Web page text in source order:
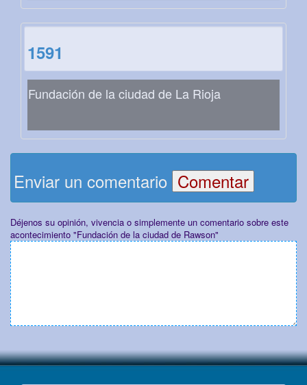
1591
Fundación de la ciudad de La Rioja
Enviar un comentario
Déjenos su opinión, vivencia o simplemente un comentario sobre este
acontecimiento "Fundación de la ciudad de Rawson"